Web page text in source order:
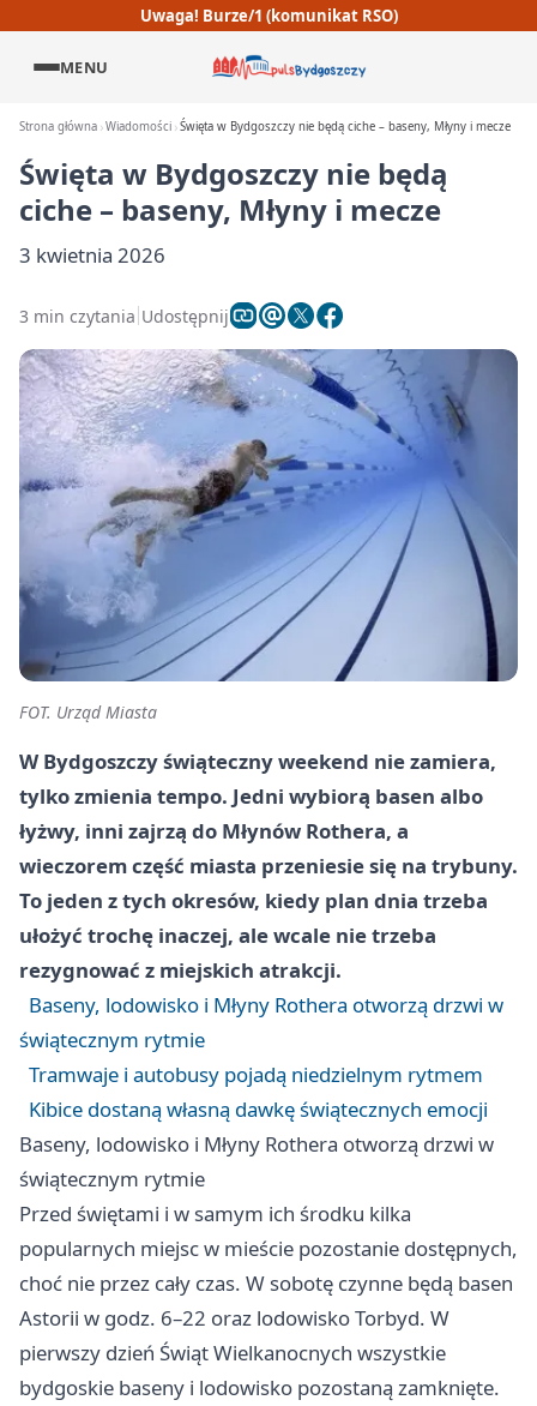
Uwaga! Burze/1 (komunikat RSO)
MENU
Strona główna Wiadomości Święta w Bydgoszczy nie będą ciche – baseny, Młyny i mecze
Święta w Bydgoszczy nie będą
ciche – baseny, Młyny i mecze
3 kwietnia 2026
3 min czytania Udostępnij
FOT. Urząd Miasta
W Bydgoszczy świąteczny weekend nie zamiera,
tylko zmienia tempo. Jedni wybiorą basen albo
łyżwy, inni zajrzą do Młynów Rothera, a
wieczorem część miasta przeniesie się na trybuny.
To jeden z tych okresów, kiedy plan dnia trzeba
ułożyć trochę inaczej, ale wcale nie trzeba
rezygnować z miejskich atrakcji.
Baseny, lodowisko i Młyny Rothera otworzą drzwi w
świątecznym rytmie
Tramwaje i autobusy pojadą niedzielnym rytmem
Kibice dostaną własną dawkę świątecznych emocji
Baseny, lodowisko i Młyny Rothera otworzą drzwi w
świątecznym rytmie
Przed świętami i w samym ich środku kilka
popularnych miejsc w mieście pozostanie dostępnych,
choć nie przez cały czas. W sobotę czynne będą basen
Astorii w godz. 6–22 oraz lodowisko Torbyd. W
pierwszy dzień Świąt Wielkanocnych wszystkie
bydgoskie baseny i lodowisko pozostaną zamknięte.